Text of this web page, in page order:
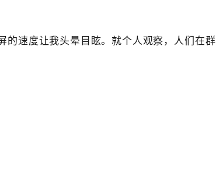
的速度让我头晕目眩。就个人观察，人们在群